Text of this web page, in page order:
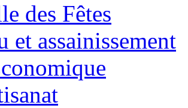
des Fêtes
et assainissement